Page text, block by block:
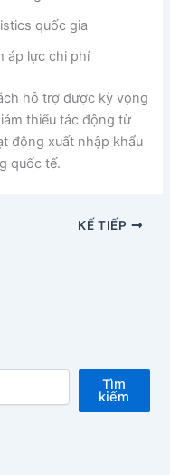
quốc gia
áp lực chi phí
hỗ trợ được kỳ vọng
thiểu tác động từ
động xuất nhập khẩu
quốc tế.
KẾ TIẾP
Tìm
kiếm